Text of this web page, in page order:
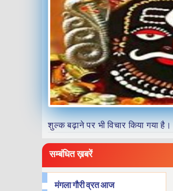
शुल्क बढ़ाने पर भी विचार किया गया
सम्बंधित ख़बरें
मंगला गौरी व्रत आज